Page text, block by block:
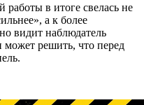
работы в итоге свелась не
а к более
видит наблюдатель
решить, что перед